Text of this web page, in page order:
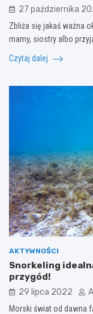
27 października
Zbliża się jakaś ważna
mamy, siostry albo
Czytaj dalej
AKTYWNOŚCI
Snorkeling
przygód!
29 lipca 2022
Morski świat od dawna